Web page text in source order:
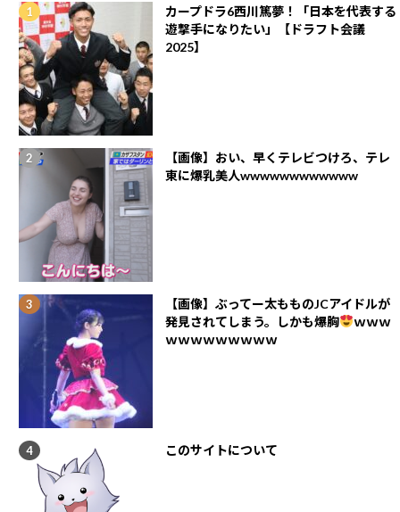
カープドラ6西川篤夢！「日本を代表する
遊撃手になりたい」【ドラフト会議
2025】
【画像】おい、早くテレビつけろ、テレ
東に爆乳美人wwwwwwwwwwww
【画像】ぶってー太もものJCアイドルが
発見されてしまう。しかも爆胸
ｗｗｗ
ｗｗｗｗｗｗｗｗｗ
このサイトについて